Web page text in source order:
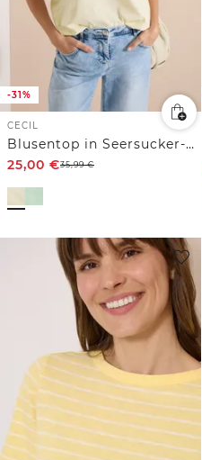
-31%
CECIL
Blusentop in Seersucker-Qualität
25,00 €35,99€